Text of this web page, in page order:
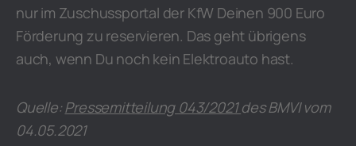
nur im Zuschussportal der KfW Deinen 900 Euro
Förderung zu reservieren. Das geht übrigens
auch, wenn Du noch kein Elektroauto hast.
Quelle:Pressemitteilung 043/2021des BMVI vom
04.05.2021